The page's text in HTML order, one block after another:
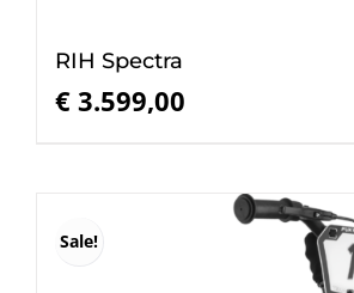
RIH Spectra
€ 3.599,00
Sale!